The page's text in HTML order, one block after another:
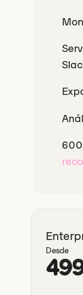
Desde